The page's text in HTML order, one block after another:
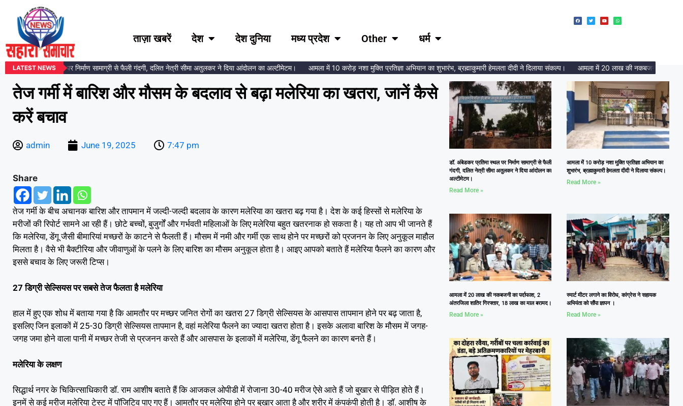
ताज़ा खबरें देश देश दुनिया मध्य प्रदेश Other धर्म
LATEST NEWS
प्रतिमा स्थल पर निर्माण सामाग्री से फैली गंदगी, दलित नेत्री सीमा अतुलकर ने दिया आंदोलन का अल्टीमेटम। आमला में 10 करोड़ नशा मुक्ति प्रतिज्ञा अभियान का शुभारंभ, ब्रह्माकुमारी हेमलता दीदी ने दिलाया संकल्प। आमला में 20 लाख की नकबजनी का पर्दाफाश, 2
तेज गर्मी में बारिश और मौसम के बदलाव से बढ़ा मलेरिया का खतरा, जानें कैसे
करें बचाव
admin June 19, 2025 7:47 pm
Share
तेज गर्मी के बीच अचानक बारिश और तापमान में जल्दी-जल्दी बदलाव के कारण मलेरिया का खतरा बढ़ गया है। देश के कई हिस्सों से मलेरिया के
मरीजों की रिपोर्ट सामने आ रही हैं। छोटे बच्चों, बुजुर्गों और गर्भवती महिलाओं के लिए मलेरिया बहुत खतरनाक हो सकता है। यह तो आप भी जानते हैं
कि मलेरिया, डेंगू जैसी बीमारियां मच्छरों के काटने से फैलती हैं। मौसम में नमी और गर्मी एक साथ होने पर मच्छरों को प्रजनन के लिए अनुकूल माहौल
मिलता है। वैसे भी बैक्टीरिया और जीवाणुओं के पलने के लिए बारिश का मौसम अनुकूल होता है। आइए आपको बताते हैं मलेरिया फैलने का कारण और
इससे बचाव के लिए जरूरी टिप्स।
27 डिग्री सेल्सियस पर सबसे तेज फैलता है मलेरिया
हाल में हुए एक शोध में बताया गया है कि आमतौर पर मच्छर जनित रोगों का खतरा 27 डिग्री सेल्सियस के आसपास तापमान होने पर बढ़ जाता है,
इसलिए जिन इलाकों में 25-30 डिग्री सेल्सियस तापमान है, वहां मलेरिया फैलने का ज्यादा खतरा होता है। इसके अलावा बारिश के मौसम में जगह-
जगह जमा होने वाला पानी में मच्छर तेजी से प्रजनन करते हैं और आसपास के इलाकों में मलेरिया, डेंगू फैलने का कारण बनते हैं।
मलेरिया के लक्षण
सिद्धार्थ नगर के चिकित्साधिकारी डॉ. राम आशीष बताते हैं कि आजकल ओपीडी में रोजाना 30-40 मरीज ऐसे आते हैं जो बुखार से पीड़ित होते हैं।
इनमें से कई मरीज मलेरिया टेस्ट में पॉजिटिव पाए गए हैं। आमतौर पर मलेरिया होने पर बुखार आता है और शरीर में कंपकंपी होती है। डॉ. आशीष के
डॉ. अंबेडकर प्रतिमा स्थल पर निर्माण सामाग्री से फैली
गंदगी, दलित नेत्री सीमा अतुलकर ने दिया आंदोलन का
अल्टीमेटम।
Read More »
आमला में 10 करोड़ नशा मुक्ति प्रतिज्ञा अभियान का
शुभारंभ, ब्रह्माकुमारी हेमलता दीदी ने दिलाया संकल्प।
Read More »
आमला में 20 लाख की नकबजनी का पर्दाफाश, 2
अंतरजिला शातिर गिरफ्तार, 18 लाख का माल बरामद।
Read More »
स्मार्ट मीटर लगाने का विरोध, कांग्रेस ने सहायक
अभियंता को सौंपा ज्ञापन ।
Read More »